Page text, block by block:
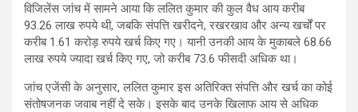
विजिलेंस जांच में सामने आया कि ललित कुमार की कुल वैध आय करीब
93.26 लाख रुपये थी, जबकि संपत्ति खरीदने, रखरखाव और अन्य खर्चों पर
करीब 1.61 करोड़ रुपये खर्च किए गए। यानी उनकी आय के मुकाबले 68.66
लाख रुपये ज्यादा खर्च किए गए, जो करीब 73.6 फीसदी अधिक था।
जांच एजेंसी के अनुसार, ललित कुमार इस अतिरिक्त संपत्ति और खर्च का कोई
संतोषजनक जवाब नहीं दे सके। इसके बाद उनके खिलाफ आय से अधिक